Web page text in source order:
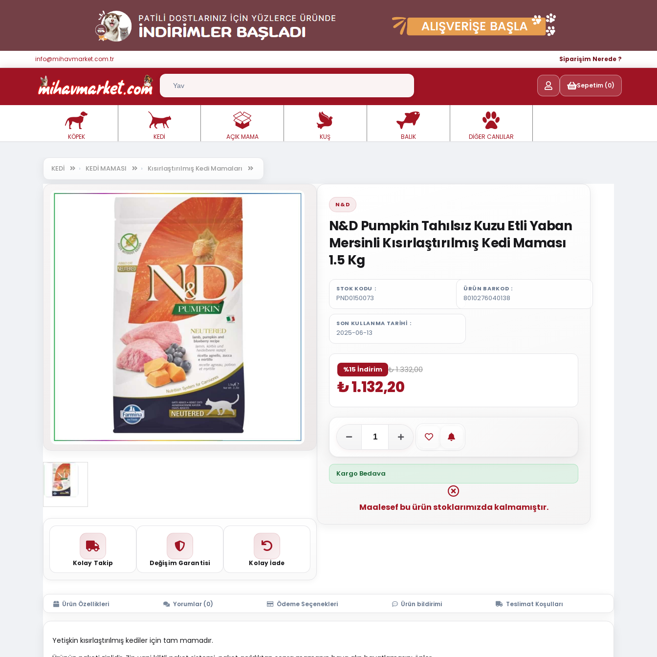
info@mihavmarket.com.tr Siparişim Nerede ?
Sepetim (0)
KÖPEK KEDİ AÇIK MAMA KUŞ BALIK DİĞER CANLILAR
KEDİ KEDİ MAMASI Kısırlaştırılmış Kedi Mamaları
Kolay Takip Değişim Garantisi Kolay İade
N&D
N&D Pumpkin Tahılsız Kuzu Etli Yaban
Mersinli Kısırlaştırılmış Kedi Maması
1.5 Kg
STOK KODU
PND0150073
ÜRÜN BARKOD
8010276040138
SON KULLANMA TARIHI
2025-06-13
%15 İndirim ₺ 1.332,00
₺ 1.132,20
Favorilere ekle
Stoğa gelince haber ver
Kargo Bedava
Maalesef bu ürün stoklarımızda kalmamıştır.
Ürün Özellikleri Yorumlar (0) Ödeme Seçenekleri Ürün bildirimi Teslimat Koşulları
Yetişkin kısırlaştırılmış kediler için tam mamadır.